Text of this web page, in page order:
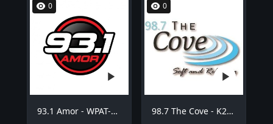
0
93.1 Amor - WPAT-FM
0
98.7 The Cove - K254BE